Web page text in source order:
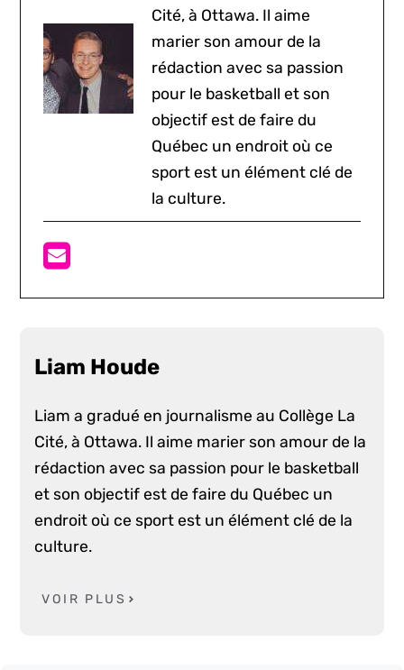
Cité, à Ottawa. Il aime
marier son amour de la
rédaction avec sa passion
pour le basketball et son
objectif est de faire du
Québec un endroit où ce
sport est un élément clé de
la culture.
Liam Houde
Liam a gradué en journalisme au Collège La
Cité, à Ottawa. Il aime marier son amour de la
rédaction avec sa passion pour le basketball
et son objectif est de faire du Québec un
endroit où ce sport est un élément clé de la
culture.
VOIR PLUS